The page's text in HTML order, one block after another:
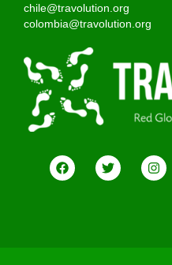
chile@travolution.org
colombia@travolution.org